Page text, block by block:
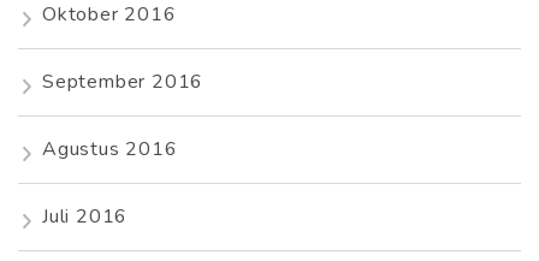
Oktober 2016
September 2016
Agustus 2016
Juli 2016